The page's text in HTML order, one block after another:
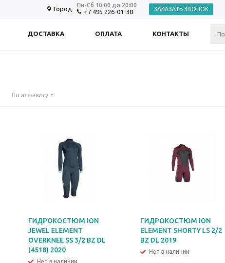
Город
Пн-Сб 10:00 до 20:00
+7 495 226-01-38 ЗАКАЗАТЬ ЗВОНОК
ДОСТАВКА ОПЛАТА КОНТАКТЫ
По алфавиту
ГИДРОКОСТЮМ ION
JEWEL ELEMENT
OVERKNEE SS 3/2 BZ DL
(4518) 2020
Нет в наличии
ГИДРОКОСТЮМ ION
ELEMENT SHORTY LS 2/2
BZ DL 2019
Нет в наличии